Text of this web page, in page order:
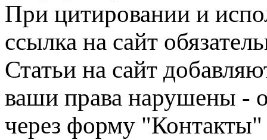
При цитировании и
ссылка на сайт
Статьи на сайт
ваши права нарушены -
через форму "Контакты"